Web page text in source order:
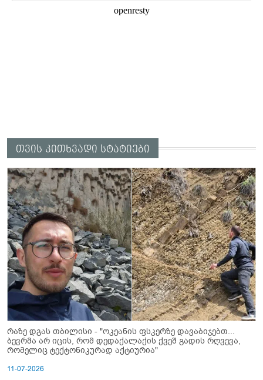
თვის კითხვადი სტატიები
რაზე დგას თბილისი - "ოკეანის ფსკერზე დავაბიჯებთ...
ბევრმა არ იცის, რომ დედაქალაქის ქვეშ გადის რღვევა,
რომელიც ტექტონიკურად აქტიურია"
11-07-2026